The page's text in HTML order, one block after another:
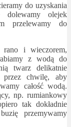
do uzyskania
dolewamy olejek
przelewamy do
rano i wieczorem,
z wodą do
twarz delikatnie
przez chwilę, aby
całość wodą.
np. rumiankowy
tak dokładnie
przemywamy